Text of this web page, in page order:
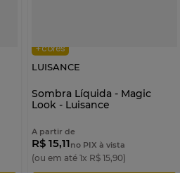
+cores
LUISANCE
Sombra Líquida - Magic
Look - Luisance
A partir de
R$ 15,11no PIX à vista
(ou em até 1x R$ 15,90)